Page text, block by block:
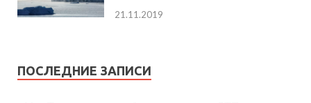
21.11.2019
ПОСЛЕДНИЕ ЗАПИСИ